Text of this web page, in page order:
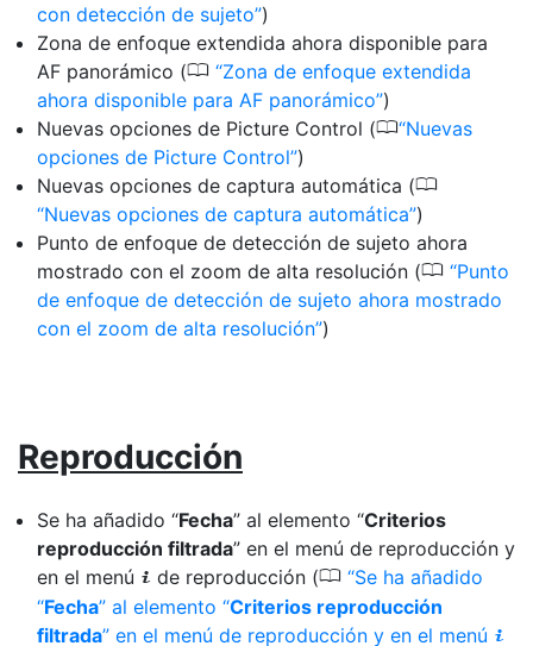
con detección de sujeto )
Zona de enfoque extendida ahora disponible para
AF panorámico (0 Zona de enfoque extendida
ahora disponible para AF panorámico )
Nuevas opciones de Picture Control (0 Nuevas
opciones de Picture Control )
Nuevas opciones de captura automática (0
Nuevas opciones de captura automática )
Punto de enfoque de detección de sujeto ahora
mostrado con el zoom de alta resolución (0 Punto
de enfoque de detección de sujeto ahora mostrado
con el zoom de alta resolución )
Reproducción
Se ha añadido “Fecha” al elemento “Criterios
reproducción filtrada” en el menú de reproducción y
en el menú i de reproducción (0 Se ha añadido
“Fecha” al elemento “Criterios reproducción
filtrada” en el menú de reproducción y en el menú i